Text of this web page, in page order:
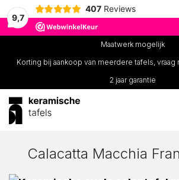
9,7
407 Reviews
Maatwerk mogelijk
Korting bij aankoop van meerdere tafels, vraag
2 jaar garantie
Calacatta Macchia